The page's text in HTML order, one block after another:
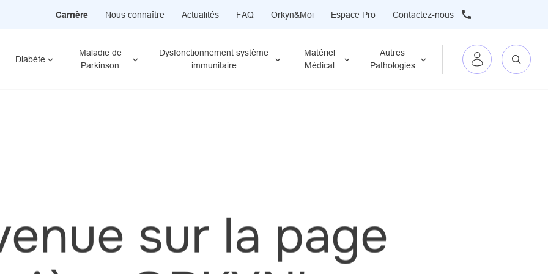
Carrière Nous connaître Actualités FAQ Orkyn&Moi Espace Pro Contactez-nous
Diabète
Maladie de
Parkinson
Dysfonctionnement système
immunitaire
Matériel
Médical
Autres
Pathologies
sur la page